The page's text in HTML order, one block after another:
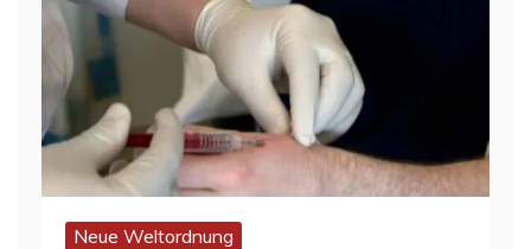
Neue Weltordnung